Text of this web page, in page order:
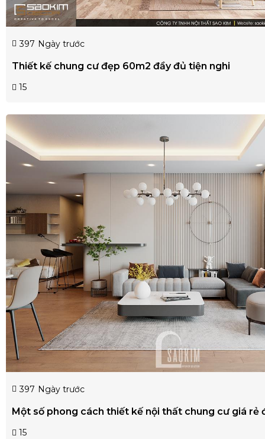
397 Ngày trước
Thiết kế chung cư đẹp 60m2 đầy đủ tiện nghi
15
397 Ngày trước
Một số phong cách thiết kế nội thất chung cư giá rẻ
15